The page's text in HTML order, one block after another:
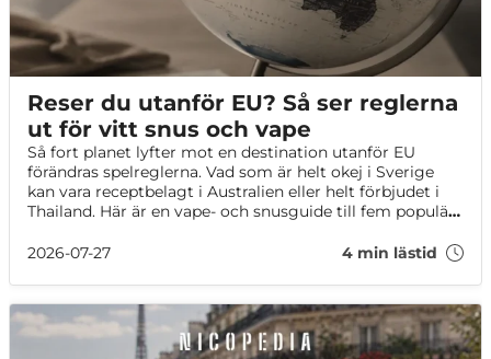
Reser du utanför EU? Så ser reglerna
ut för vitt snus och vape
Så fort planet lyfter mot en destination utanför EU
förändras spelreglerna. Vad som är helt okej i Sverige
kan vara receptbelagt i Australien eller helt förbjudet i
Thailand. Här är en vape- och snusguide till fem populära
2026-07-27
4 min lästid